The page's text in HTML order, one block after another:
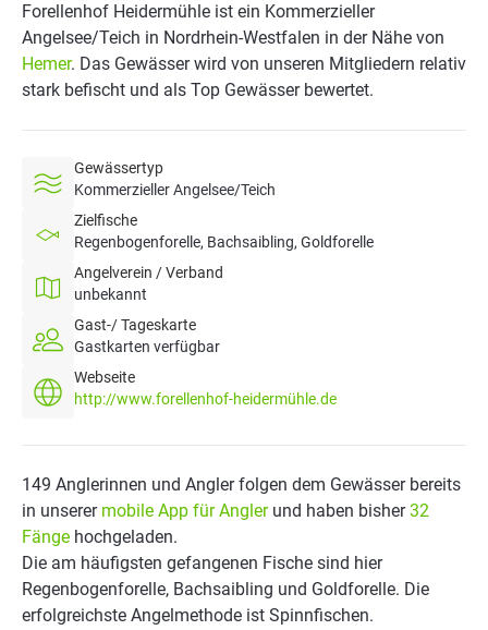
Forellenhof Heidermühle ist ein Kommerzieller
Angelsee/Teich in Nordrhein-Westfalen in der Nähe von
Hemer. Das Gewässer wird von unseren Mitgliedern relativ
stark befischt und als Top Gewässer bewertet.
Gewässertyp
Kommerzieller Angelsee/Teich
Zielfische
Regenbogenforelle, Bachsaibling, Goldforelle
Angelverein / Verband
unbekannt
Gast-/ Tageskarte
Gastkarten verfügbar
Webseite
http://www.forellenhof-heidermühle.de
149 Anglerinnen und Angler folgen dem Gewässer bereits
in unserer mobile App für Anglerund haben bisher32
Fänge hochgeladen.
Die am häufigsten gefangenen Fische sind hier
Regenbogenforelle, Bachsaibling und Goldforelle. Die
erfolgreichste Angelmethode ist Spinnfischen.